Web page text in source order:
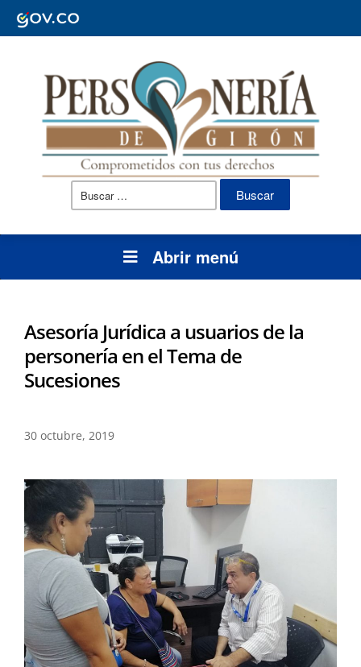
Buscar:
Abrir menú
Asesoría Jurídica a usuarios de la
personería en el Tema de
Sucesiones
30 octubre, 2019